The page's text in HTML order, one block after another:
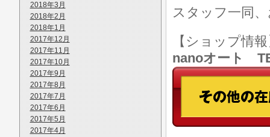
2018年3月
2018年2月
2018年1月
2017年12月
2017年11月
2017年10月
2017年9月
2017年8月
2017年7月
2017年6月
2017年5月
2017年4月
スタッフ一同
【ショップ情
nanoオート